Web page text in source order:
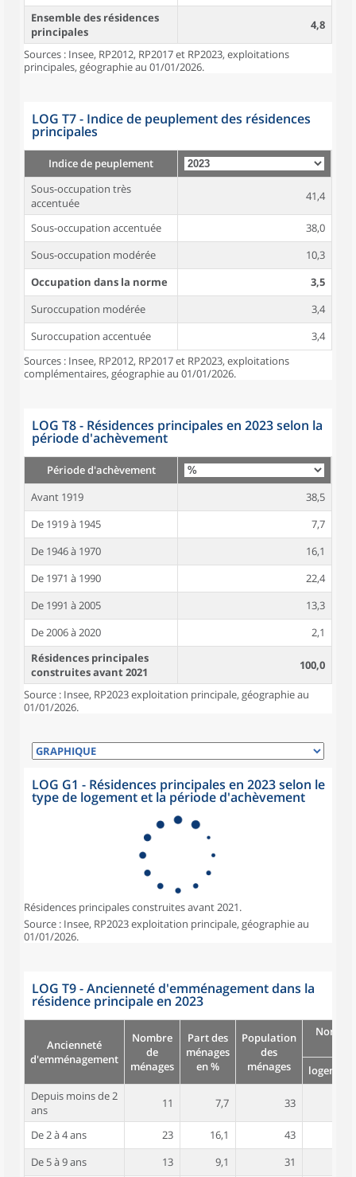
Ensemble des résidences
principales
4,8
Sources : Insee, RP2012, RP2017 et RP2023, exploitations
principales, géographie au 01/01/2026.
LOG T7 - Indice de peuplement des résidences
principales
Indice de peuplement
Sous-occupation très
accentuée
41,4
Sous-occupation accentuée
38,0
Sous-occupation modérée
10,3
Occupation dans la norme
3,5
Suroccupation modérée
3,4
Suroccupation accentuée
3,4
Sources : Insee, RP2012, RP2017 et RP2023, exploitations
complémentaires, géographie au 01/01/2026.
LOG T8 - Résidences principales en 2023 selon la
période d'achèvement
Période d'achèvement
Avant 1919
38,5
De 1919 à 1945
7,7
De 1946 à 1970
16,1
De 1971 à 1990
22,4
De 1991 à 2005
13,3
De 2006 à 2020
2,1
Résidences principales
construites avant 2021
100,0
Source : Insee, RP2023 exploitation principale, géographie au
01/01/2026.
LOG G1 - Résidences principales en 2023 selon le
type de logement et la période d'achèvement
Résidences principales construites avant 2021.
Source : Insee, RP2023 exploitation principale, géographie au
01/01/2026.
LOG T9 - Ancienneté d'emménagement dans la
résidence principale en 2023
Ancienneté
d'emménagement
Nombre
de
ménages
Part des
ménages
en %
Population
des
ménages
logement
Depuis moins de 2
ans
11 7,7 33
De 2 à 4 ans 23 16,1 43
De 5 à 9 ans
13 9,1 31